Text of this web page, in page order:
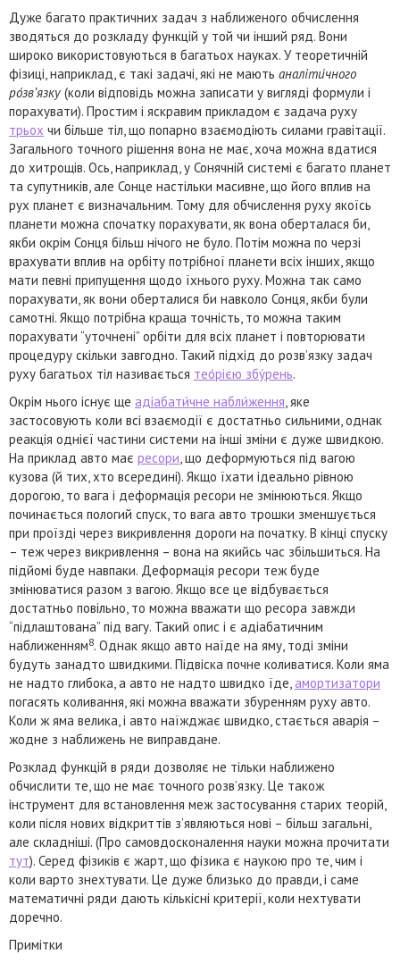
Дуже багато практичних задач з наближеного обчислення
зводяться до розкладу функцій у той чи інший ряд. Вони
широко використовуються в багатьох науках. У теоретичній
фізиці, наприклад, є такі задачі, які не мають аналіти́чного
ро́зв’язку (коли відповідь можна записати у вигляді формули і
порахувати). Простим і яскравим прикладом є задача руху
трьох чи більше тіл, що попарно взаємодіють силами гравітації.
Загального точного рішення вона не має, хоча можна вдатися
до хитрощів. Ось, наприклад, у Сонячній системі є багато планет
та супутників, але Сонце настільки масивне, що його вплив на
рух планет є визначальним. Тому для обчислення руху якоїсь
планети можна спочатку порахувати, як вона оберталася би,
якби окрім Сонця більш нічого не було. Потім можна по черзі
врахувати вплив на орбіту потрібної планети всіх інших, якщо
мати певні припущення щодо їхнього руху. Можна так само
порахувати, як вони оберталися би навколо Сонця, якби були
самотні. Якщо потрібна краща точність, то можна таким
порахувати “уточнені” орбіти для всіх планет і повторювати
процедуру скільки завгодно. Такий підхід до розв’язку задач
руху багатьох тіл називається тео́рією збу́рень.
Окрім нього існує ще адіабати́чне набли́ження, яке
застосовують коли всі взаємодії є достатньо сильними, однак
реакція однієї частини системи на інші зміни є дуже швидкою.
На приклад авто має ресори, що деформуються під вагою
кузова (й тих, хто всередині). Якщо їхати ідеально рівною
дорогою, то вага і деформація ресори не змінюються. Якщо
починається пологий спуск, то вага авто трошки зменшується
при проїзді через викривлення дороги на початку. В кінці спуску
– теж через викривлення – вона на якийсь час збільшиться. На
підйомі буде навпаки. Деформація ресори теж буде
змінюватися разом з вагою. Якщо все це відбувається
достатньо повільно, то можна вважати що ресора завжди
“підлаштована” під вагу. Такий опис і є адіабатичним
наближенням8. Однак якщо авто наїде на яму, тоді зміни
будуть занадто швидкими. Підвіска почне коливатися. Коли яма
не надто глибока, а авто не надто швидко їде,амортизатори
погасять коливання, які можна вважати збуренням руху авто.
Коли ж яма велика, і авто наїжджає швидко, стається аварія –
жодне з наближень не виправдане.
Розклад функцій в ряди дозволяє не тільки наближено
обчислити те, що не має точного розв’язку. Це також
інструмент для встановлення меж застосування старих теорій,
коли після нових відкриттів з’являються нові – більш загальні,
але складніші. (Про самовдосконалення науки можна прочитати
тут). Серед фізиків є жарт, що фізика є наукою про те, чим і
коли варто знехтувати. Це дуже близько до правди, і саме
математичні ряди дають кількісні критерії, коли нехтувати
доречно.
Примітки